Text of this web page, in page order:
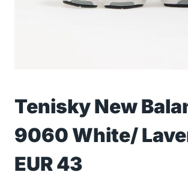
Tenisky New
9060 White/
EUR 43